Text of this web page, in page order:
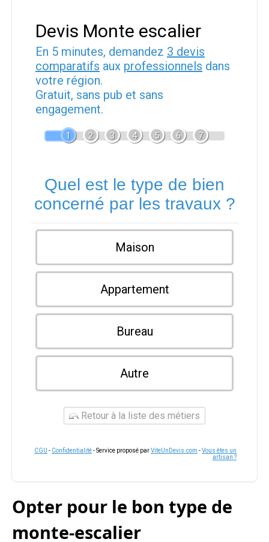
Devis Monte escalier
En 5 minutes, demandez 3 devis
comparatifs aux professionnels dans
votre région.
Gratuit, sans pub et sans
engagement.
1 2 3 4 5 6 7
Quel est le type de bien
concerné par les travaux ?
Maison
Appartement
Bureau
Autre
Retour à la liste des métiers
CGU - Confidentialité- Service proposé parViteUnDevis.com -Vous êtes un
artisan ?
Opter pour le bon type de
monte-escalier